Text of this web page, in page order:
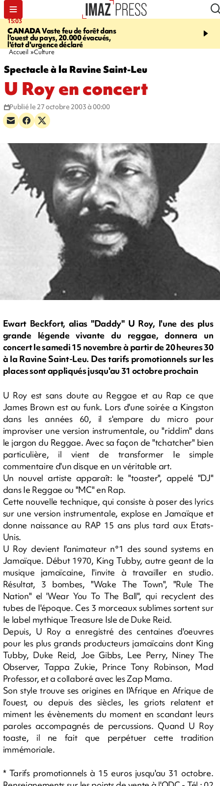
15:03
CANADAVaste feu de forêt dans
l'ouest du pays, 20.000 évacués,
l'état d'urgence déclaré
19:21
CONTRÔLES
end, 109 infractions
Accueil Culture
Spectacle à la Ravine Saint-Leu
U Roy en concert
Publié le 27 octobre 2003 à 00:00
Ewart Beckfort, alias "Daddy" U Roy, l'une des plus
grande légende vivante du reggae, donnera un
concert le samedi 15 novembre à partir de 20 heures 30
à la Ravine Saint-Leu. Des tarifs promotionnels sur les
places sont appliqués jusqu'au 31 octobre prochain
U Roy est sans doute au Reggae et au Rap ce que
James Brown est au funk. Lors d'une soirée a Kingston
dans les années 60, il s'empare du micro pour
improviser une version instrumentale, ou "riddim" dans
le jargon du Reggae. Avec sa façon de "tchatcher" bien
particulière, il vient de transformer Ie simple
commentaire d'un disque en un véritable art.
Un nouvel artiste apparaît: Ie "toaster", appelé "DJ"
dans Ie Reggae ou "MC" en Rap.
Cette nouvelle technique, qui consiste à poser des lyrics
sur une version instrumentale, explose en Jamaïque et
donne naissance au RAP 15 ans plus tard aux Etats-
Unis.
U Roy devient I'animateur n°1 des sound systems en
Jamaïque. Début 1970, King Tubby, autre geant de la
musique jamaïcaine, I'invite à travailler en studio.
Résultat, 3 bombes, "Wake The Town", "Rule The
Nation" el 'Wear You To The Ball", qui recyclent des
tubes de I'époque. Ces 3 morceaux sublimes sortent sur
Ie label mythique Treasure Isle de Duke Reid.
Depuis, U Roy a enregistré des centaines d'oeuvres
pour les plus grands producteurs jamaïcains dont King
Tubby, Duke Reid, Joe Gibbs, Lee Perry, Niney The
Observer, Tappa Zukie, Prince Tony Robinson, Mad
Professor, et a collaboré avec les Zap Mama.
Son style trouve ses origines en I'Afrique en Afrique de
I'ouest, ou depuis des siècles, les griots relatent et
miment les évènements du moment en scandant leurs
paroles accompagnés de percussions. Quand U Roy
toaste, il ne fait que perpétuer cette tradition
immémoriale.
* Tarifs promotionnels à 15 euros jusqu'au 31 octobre.